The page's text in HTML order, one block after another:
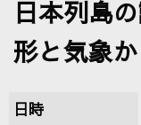
日本列島
形と気象か
日時